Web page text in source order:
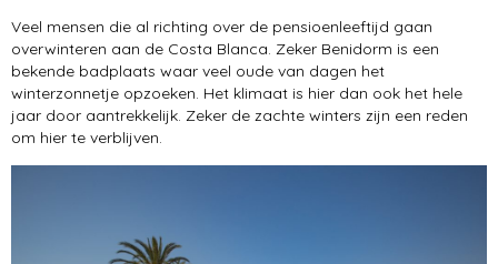
Veel mensen die al richting over de pensioenleeftijd gaan
overwinteren aan de Costa Blanca. Zeker Benidorm is een
bekende badplaats waar veel oude van dagen het
winterzonnetje opzoeken. Het klimaat is hier dan ook het hele
jaar door aantrekkelijk. Zeker de zachte winters zijn een reden
om hier te verblijven.